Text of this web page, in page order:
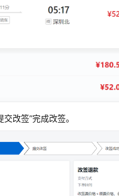
改签”完成改签。